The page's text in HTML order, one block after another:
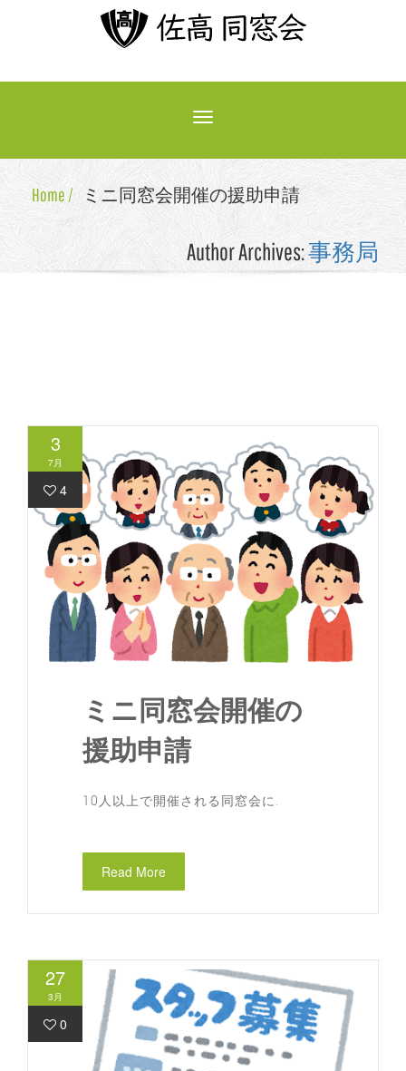
Toggle
Home / ミニ同窓会開催の援助申請
Author Archives:事務局
3
7月
4
ミニ同窓会開催の
援助申請
10人以上で開催される同窓会に.
Read More
27
3月
0